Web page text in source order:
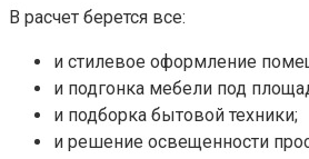
В расчет берется все:
и стилевое оформление
и подгонка мебели под
и подборка бытовой техники;
и решение освещенности